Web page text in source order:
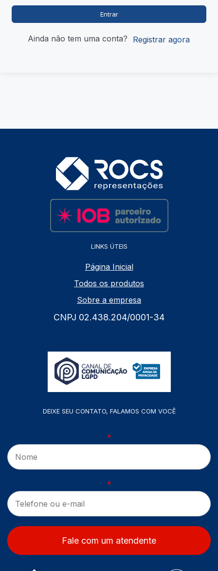
Entrar
Ainda não tem uma conta? Registrar agora
LINKS ÚTEIS
Página Inicial
Todos os produtos
Sobre a empresa
CNPJ 02.438.204/0001-34
DEIXE SEU CONTATO, FALAMOS COM VOCÊ
*
*
Fale com um atendente